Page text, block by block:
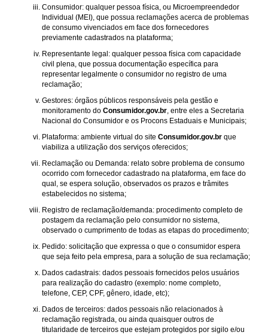
Consumidor: qualquer pessoa física, ou Microempreendedor
Individual (MEI), que possua reclamações acerca de problemas
de consumo vivenciados em face dos fornecedores
previamente cadastrados na plataforma;
Representante legal: qualquer pessoa física com capacidade
civil plena, que possua documentação específica para
representar legalmente o consumidor no registro de uma
reclamação;
Gestores: órgãos públicos responsáveis pela gestão e
monitoramento do Consumidor.gov.br, entre eles a Secretaria
Nacional do Consumidor e os Procons Estaduais e Municipais;
Plataforma: ambiente virtual do site Consumidor.gov.br que
viabiliza a utilização dos serviços oferecidos;
Reclamação ou Demanda: relato sobre problema de consumo
ocorrido com fornecedor cadastrado na plataforma, em face do
qual, se espera solução, observados os prazos e trâmites
estabelecidos no sistema;
Registro de reclamação/demanda: procedimento completo de
postagem da reclamação pelo consumidor no sistema,
observado o cumprimento de todas as etapas do procedimento;
Pedido: solicitação que expressa o que o consumidor espera
que seja feito pela empresa, para a solução de sua reclamação;
Dados cadastrais: dados pessoais fornecidos pelos usuários
para realização do cadastro (exemplo: nome completo,
telefone, CEP, CPF, gênero, idade, etc);
Dados de terceiros: dados pessoais não relacionados à
reclamação registrada, ou ainda quaisquer outros de
titularidade de terceiros que estejam protegidos por sigilo e/ou